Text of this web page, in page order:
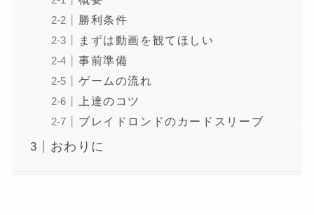
勝利条件
まずは動画を観てほしい
事前準備
ゲームの流れ
上達のコツ
ブレイドロンドのカードスリーブ
おわりに